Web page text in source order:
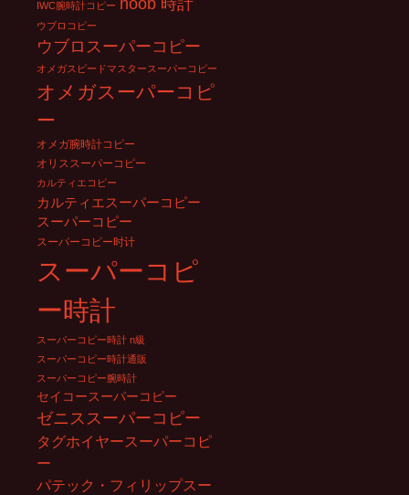
IWC腕時計コピー
ウブロコピー
ウブロスーパーコピー
オメガスピードマスタースーパーコピー
オメガスーパーコピ
ー
オメガ腕時計コピー
オリススーパーコピー
カルティエコピー
カルティエスーパーコピー
スーパーコピー
スーパーコピー时计
スーパーコピ
ー時計
スーパーコピー時計 n級
スーパーコピー時計通販
スーパーコピー腕時計
セイコースーパーコピー
ゼニススーパーコピー
タグホイヤースーパーコピ
ー
パテック・フィリップスー